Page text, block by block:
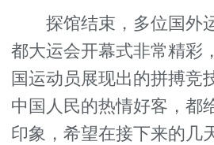
探馆结束，多位国外
都大运会开幕式非常精彩
国运动员展现出的拼搏竞
中国人民的热情好客，都
印象，希望在接下来的几